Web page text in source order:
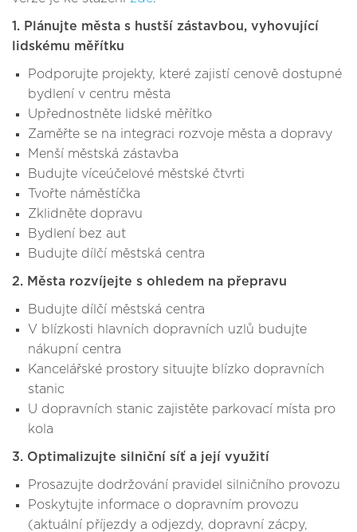
1. Plánujte města s hustší zástavbou, vyhovující
lidskému měřítku
Podporujte projekty, které zajistí cenově dostupné
bydlení v centru města
Upřednostněte lidské měřítko
Zaměřte se na integraci rozvoje města a dopravy
Menší městská zástavba
Budujte víceúčelové městské čtvrti
Tvořte náměstíčka
Zklidněte dopravu
Bydlení bez aut
Budujte dílčí městská centra
2. Města rozvíjejte s ohledem na přepravu
Budujte dílčí městská centra
V blízkosti hlavních dopravních uzlů budujte
nákupní centra
Kancelářské prostory situujte blízko dopravních
stanic
U dopravních stanic zajistěte parkovací místa pro
kola
3. Optimalizujte silniční síť a její využití
Prosazujte dodržování pravidel silničního provozu
Poskytujte informace o dopravním provozu
(aktuální příjezdy a odjezdy, dopravní zácpy,